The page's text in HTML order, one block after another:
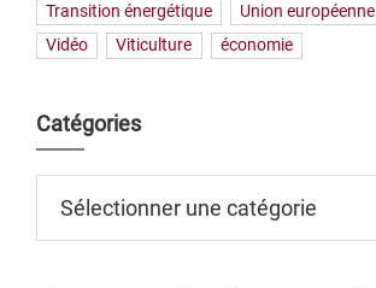
Transition énergétique
Union européenne
Vidéo
Viticulture économie
Catégories